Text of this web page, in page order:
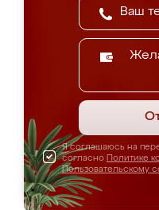
Я соглашаюсь на
согласно Политике
Пользовательскому